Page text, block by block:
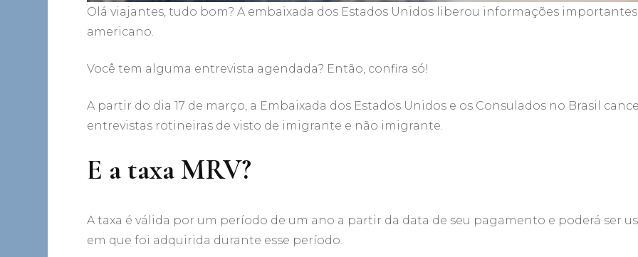
Olá viajantes, tudo bom? A embaixada dos Estados Unidos liberou informações
americano.
Você tem alguma entrevista agendada? Então, confira só!
A partir do dia 17 de março, a Embaixada dos Estados Unidos e os Consulados no Brasil
entrevistas rotineiras de visto de imigrante e não imigrante.
E a taxa MRV?
A taxa é válida por um período de um ano a partir da data de seu pagamento e poderá ser
em que foi adquirida durante esse período.